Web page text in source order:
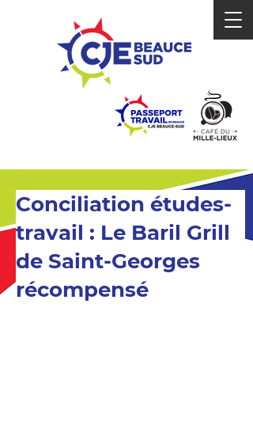
Conciliation études-
travail : Le Baril Grill
de Saint-Georges
récompensé